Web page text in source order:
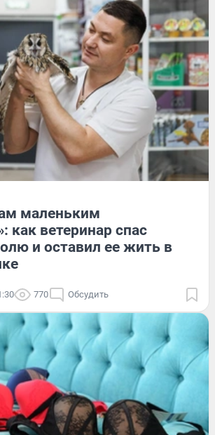
маленьким
как ветеринар спас
и оставил ее жить в
770 Обсудить